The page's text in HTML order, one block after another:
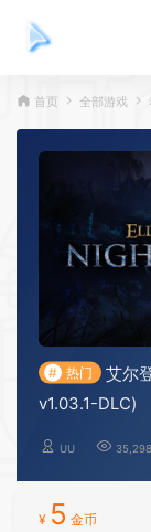
首页 全部游戏
# 热门
艾尔
v1.03.1-DLC)
UU 35,298
¥ 5 金币